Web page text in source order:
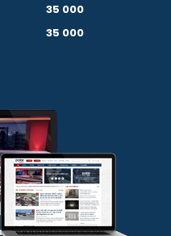
35 000
35 000